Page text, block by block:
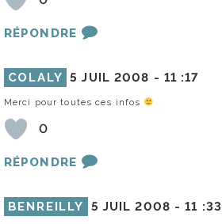
RÉPONDRE
COLALY 5 JUIL 2008 - 11 :17
Merci pour toutes ces infos
0
RÉPONDRE
BENREILLY 5 JUIL 2008 -11 :33